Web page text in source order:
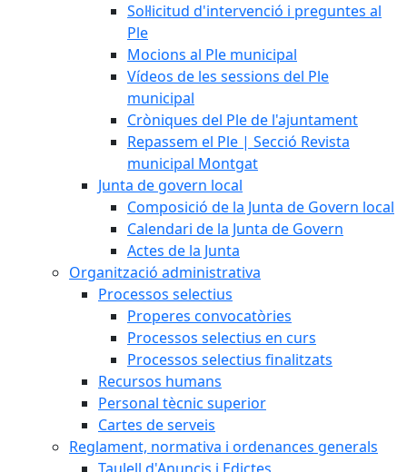
Sol·licitud d'intervenció i preguntes al
Ple
Mocions al Ple municipal
Vídeos de les sessions del Ple
municipal
Cròniques del Ple de l'ajuntament
Repassem el Ple | Secció Revista
municipal Montgat
Junta de govern local
Composició de la Junta de Govern local
Calendari de la Junta de Govern
Actes de la Junta
Organització administrativa
Processos selectius
Properes convocatòries
Processos selectius en curs
Processos selectius finalitzats
Recursos humans
Personal tècnic superior
Cartes de serveis
Reglament, normativa i ordenances generals